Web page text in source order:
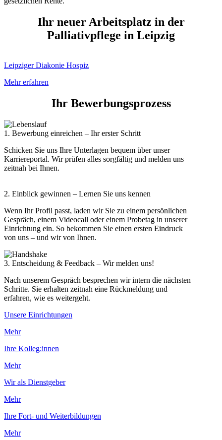
Ihr neuer Arbeitsplatz in der
Palliativpflege in Leipzig
Leipziger Diakonie Hospiz
Mehr erfahren
Ihr Bewerbungsprozess
1. Bewerbung einreichen – Ihr erster Schritt
Schicken Sie uns Ihre Unterlagen bequem über unser
Karriereportal. Wir prüfen alles sorgfältig und melden uns
zeitnah bei Ihnen.
2. Einblick gewinnen – Lernen Sie uns kennen
Wenn Ihr Profil passt, laden wir Sie zu einem persönlichen
Gespräch, einem Videocall oder einem Probetag in unserer
Einrichtung ein. So bekommen Sie einen ersten Eindruck
von uns – und wir von Ihnen.
3. Entscheidung & Feedback – Wir melden uns!
Nach unserem Gespräch besprechen wir intern die nächsten
Schritte. Sie erhalten zeitnah eine Rückmeldung und
erfahren, wie es weitergeht.
Unsere Einrichtungen
Mehr
Ihre Kolleg:innen
Mehr
Wir als Dienstgeber
Mehr
Ihre Fort- und Weiterbildungen
Mehr